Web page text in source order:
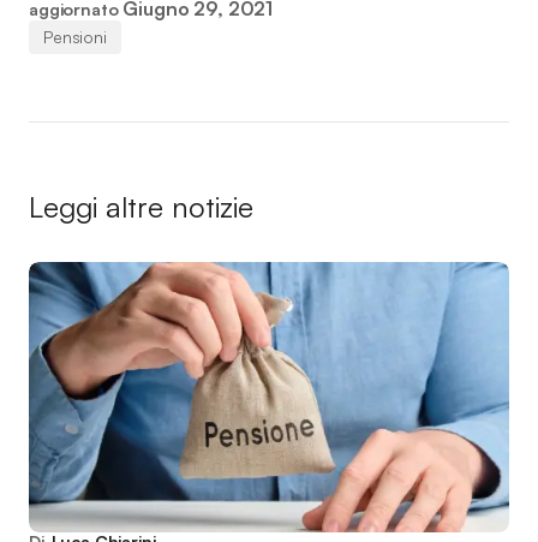
aggiornato Giugno 29, 2021
Pensioni
Leggi altre notizie